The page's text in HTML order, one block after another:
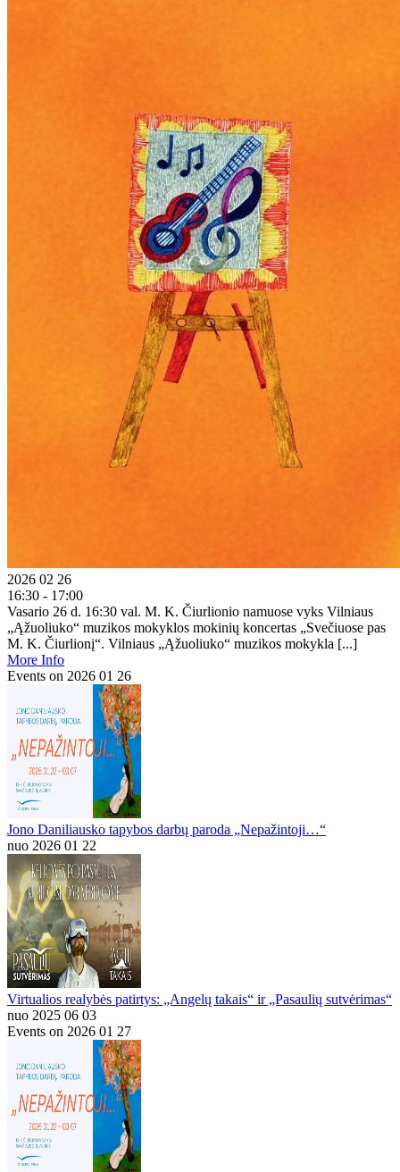
2026 02 26
16:30 - 17:00
Vasario 26 d. 16:30 val. M. K. Čiurlionio namuose vyks Vilniaus
„Ąžuoliuko“ muzikos mokyklos mokinių koncertas „Svečiuose pas
M. K. Čiurlionį“. Vilniaus „Ąžuoliuko“ muzikos mokykla [...]
More Info
Events on 2026 01 26
Jono Daniliausko tapybos darbų paroda „Nepažintoji…“
nuo 2026 01 22
Virtualios realybės patirtys: „Angelų takais“ ir „Pasaulių sutvėrimas“
nuo 2025 06 03
Events on 2026 01 27